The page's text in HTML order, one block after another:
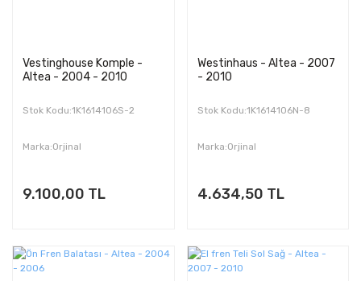
Vestinghouse Komple -
Altea - 2004 - 2010
Stok Kodu:1K1614106S-2
Marka:Orjinal
9.100,00 TL
Westinhaus - Altea - 2007
- 2010
Stok Kodu:1K1614106N-8
Marka:Orjinal
4.634,50 TL